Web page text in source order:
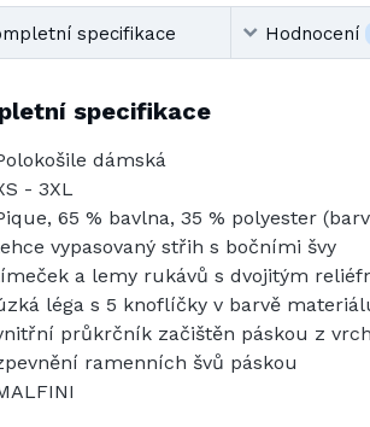
specifikace Hodnocení
specifikace
dámská
- 3XL
65 % bavlna, 35 % polyester
vypasovaný střih s bočními švy
a lemy rukávů s dvojitým
léga s 5 knoflíčky v barvě
průkrčník začištěn páskou z
ramenních švů páskou